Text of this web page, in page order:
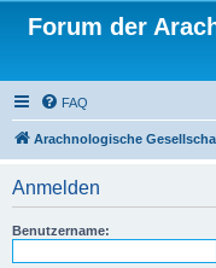
Forum der
FAQ
Arachnologische
Anmelden
Benutzername: